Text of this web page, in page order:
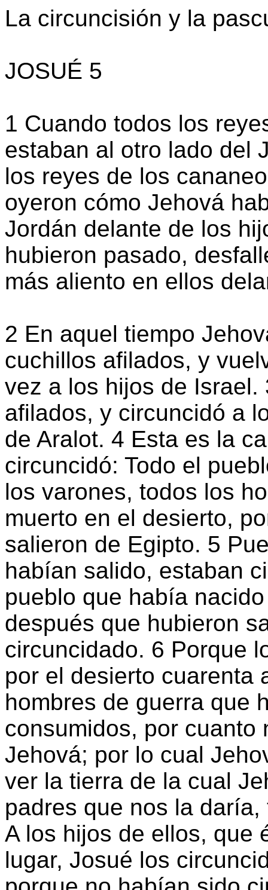
La circuncisión y la
JOSUÉ 5
1 Cuando todos los
estaban al otro lado del
los reyes de los
oyeron cómo Jehová
Jordán delante de los
hubieron pasado,
más aliento en ellos
2 En aquel tiempo
cuchillos afilados, y
vez a los hijos de
afilados, y circuncidó a
de Aralot. 4 Esta es la
circuncidó: Todo el
los varones, todos los
muerto en el desierto,
salieron de Egipto. 5
habían salido, estaban
pueblo que había
después que hubieron
circuncidado. 6 Porque
por el desierto cuarenta
hombres de guerra que
consumidos, por cuanto
Jehová; por lo cual
ver la tierra de la cual
padres que nos la
A los hijos de ellos, que
lugar, Josué los